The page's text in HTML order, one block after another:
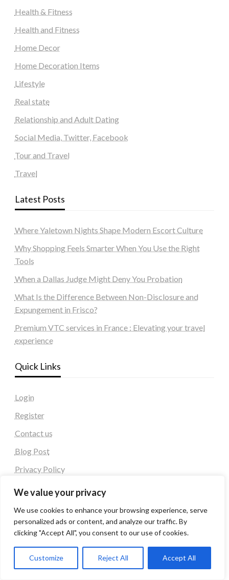
We value your privacy
We use cookies to enhance your browsing experience, serve
personalized ads or content, and analyze our traffic. By
clicking "Accept All", you consent to our use of cookies.
Customize Reject All Accept All
Health & Fitness
Health and Fitness
Home Decor
Home Decoration Items
Lifestyle
Real state
Relationship and Adult Dating
Social Media, Twitter, Facebook
Tour and Travel
Travel
Latest Posts
Where Yaletown Nights Shape Modern Escort Culture
Why Shopping Feels Smarter When You Use the Right
Tools
When a Dallas Judge Might Deny You Probation
What Is the Difference Between Non-Disclosure and
Expungement in Frisco?
Premium VTC services in France : Elevating your travel
experience
Quick Links
Login
Register
Contact us
Blog Post
Privacy Policy
Blog Posting Website
Other 40 + DA Blog Posting Websites
https://www.backlinkget.com/